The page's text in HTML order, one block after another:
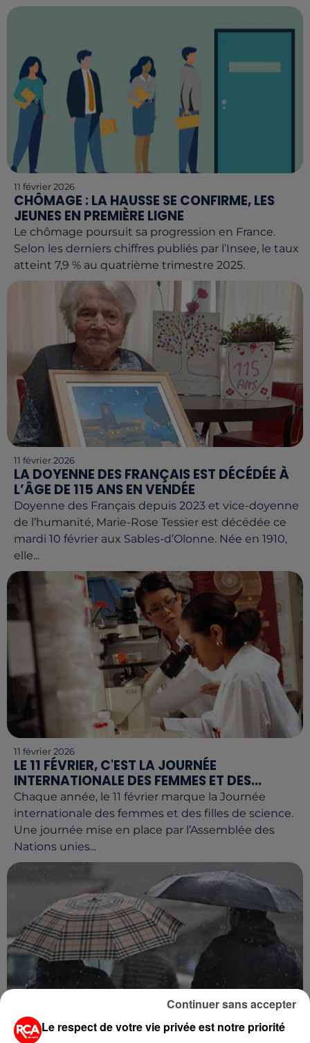
11 février 2026
CHÔMAGE : LA HAUSSE SE CONFIRME, LES
JEUNES EN PREMIÈRE LIGNE
Le chômage poursuit sa progression en France.
Selon les derniers chiffres publiés par l’Insee, le taux
atteint 7,9 % au quatrième trimestre 2025.
11 février 2026
LA DOYENNE DES FRANÇAIS EST DÉCÉDÉE À
L’ÂGE DE 115 ANS EN VENDÉE
Doyenne des Français depuis 2023 et vice-doyenne
de l’humanité, Marie-Rose Tessier est décédée ce
mardi 10 février aux Sables-d’Olonne. Née en 1910,
elle...
11 février 2026
LE 11 FÉVRIER, C'EST LA JOURNÉE
INTERNATIONALE DES FEMMES ET DES...
Chaque année, le 11 février marque la Journée
internationale des femmes et des filles de science.
Une journée mise en place par l’Assemblée des
Nations unies...
Le respect de votre vie privée est notre priorité
Continuer sans accepter